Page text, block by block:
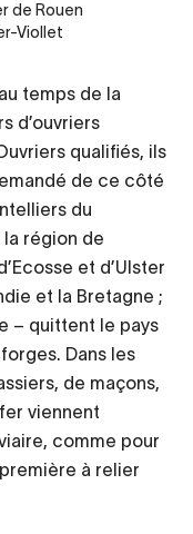
de Rouen
Viollet
temps de la
d’ouvriers
qualifiés, ils
de ce côté
du
la région de
et d’Ulster
et la Bretagne ;
– quittent le pays
Dans les
de maçons,
viennent
comme pour
à relier